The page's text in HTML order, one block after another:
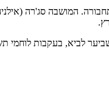
המושבה סג'רה
שביער לביא, בעקבות לוחמי